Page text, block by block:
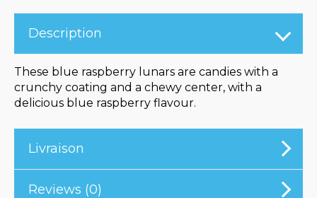
Description
These blue raspberry lunars are candies with a
crunchy coating and a chewy center, with a
delicious blue raspberry flavour.
Livraison
Reviews (0)